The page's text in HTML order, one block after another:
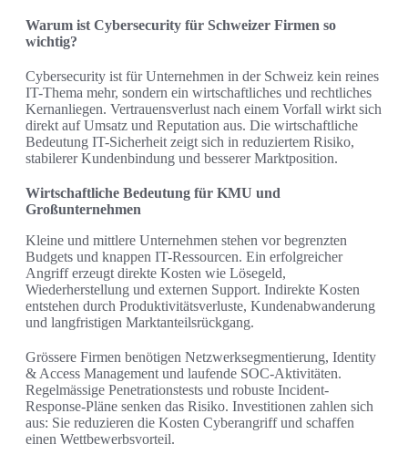
Warum ist Cybersecurity für Schweizer Firmen so
wichtig?
Cybersecurity ist für Unternehmen in der Schweiz kein reines
IT-Thema mehr, sondern ein wirtschaftliches und rechtliches
Kernanliegen. Vertrauensverlust nach einem Vorfall wirkt sich
direkt auf Umsatz und Reputation aus. Die wirtschaftliche
Bedeutung IT-Sicherheit zeigt sich in reduziertem Risiko,
stabilerer Kundenbindung und besserer Marktposition.
Wirtschaftliche Bedeutung für KMU und
Großunternehmen
Kleine und mittlere Unternehmen stehen vor begrenzten
Budgets und knappen IT-Ressourcen. Ein erfolgreicher
Angriff erzeugt direkte Kosten wie Lösegeld,
Wiederherstellung und externen Support. Indirekte Kosten
entstehen durch Produktivitätsverluste, Kundenabwanderung
und langfristigen Marktanteilsrückgang.
Grössere Firmen benötigen Netzwerksegmentierung, Identity
& Access Management und laufende SOC-Aktivitäten.
Regelmässige Penetrationstests und robuste Incident-
Response-Pläne senken das Risiko. Investitionen zahlen sich
aus: Sie reduzieren die Kosten Cyberangriff und schaffen
einen Wettbewerbsvorteil.